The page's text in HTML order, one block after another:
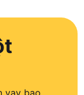
vay bao